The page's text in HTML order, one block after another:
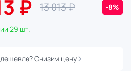
₽ 13 013 ₽ -8%
29 шт.
Нашли дешевле? Снизим цену